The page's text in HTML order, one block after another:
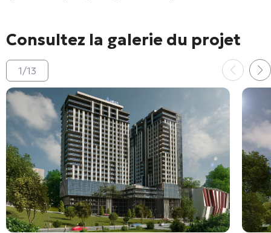
Consultez la galerie du projet
1/13